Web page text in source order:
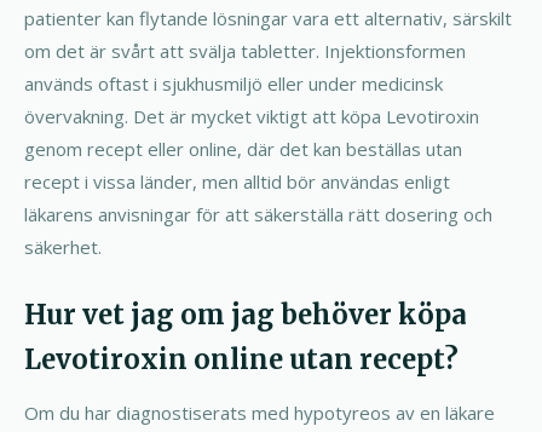
patienter kan flytande lösningar vara ett alternativ, särskilt
om det är svårt att svälja tabletter. Injektionsformen
används oftast i sjukhusmiljö eller under medicinsk
övervakning. Det är mycket viktigt att köpa Levotiroxin
genom recept eller online, där det kan beställas utan
recept i vissa länder, men alltid bör användas enligt
läkarens anvisningar för att säkerställa rätt dosering och
säkerhet.
Hur vet jag om jag behöver köpa
Levotiroxin online utan recept?
Om du har diagnostiserats med hypotyreos av en läkare